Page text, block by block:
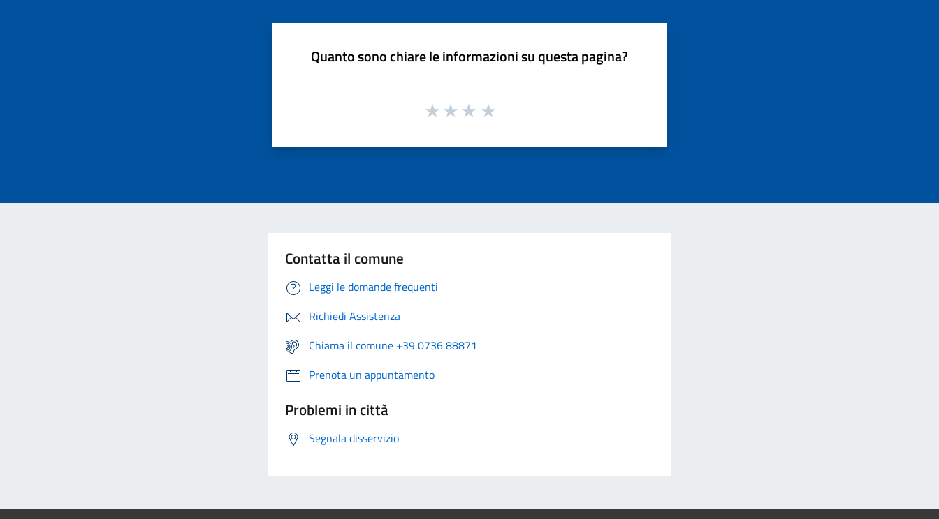
Quanto sono chiare le informazioni su questa pagina?
Contatta il comune
Leggi le domande frequenti
Richiedi Assistenza
Chiama il comune +39 0736 88871
Prenota un appuntamento
Problemi in città
Segnala disservizio